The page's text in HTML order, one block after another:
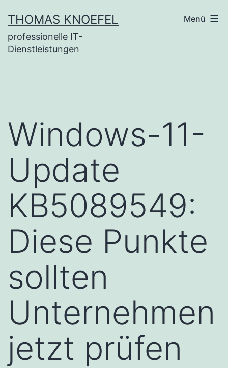
Inhalt
springen
THOMAS KNOEFEL
professionelle IT-
Dienstleistungen
Menü
Windows-11-
Update
KB5089549:
Diese Punkte
sollten
Unternehmen
jetzt prüfen